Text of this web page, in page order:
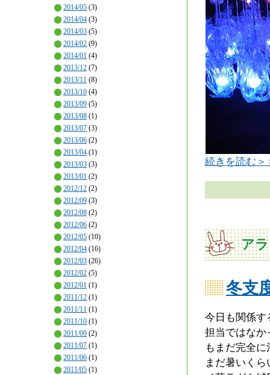
2014/05 (3)
2014/04 (3)
2014/03 (5)
2014/02 (9)
2014/01 (4)
2013/12 (7)
2013/11 (8)
2013/10 (4)
2013/09 (5)
2013/08 (1)
2013/07 (3)
2013/06 (2)
2013/04 (1)
2013/03 (3)
2013/01 (2)
2012/12 (2)
2012/09 (3)
2012/08 (2)
2012/06 (2)
2012/05 (10)
2012/04 (16)
2012/03 (26)
2012/02 (5)
2012/01 (1)
2011/12 (1)
2011/11 (1)
2011/10 (1)
2011/09 (2)
2011/07 (1)
2011/06 (1)
2011/05 (1)
続きを読む＞
ア
冬支
今日も関係す
担当ではな
もまだ完全
まだ暑いく